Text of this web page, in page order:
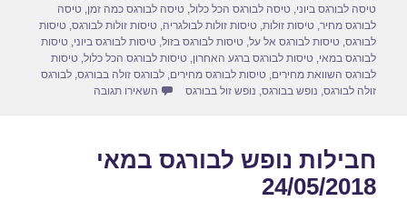
טיסה לבורגס ביוני,טיסה לבורגס הכל כלול,טיסה לבורגס כמה זמן,טיסה
לבורגס מחיר,טיסות זולות,טיסות זולות לבולגריה,טיסות זולות לבורגס,טיסות
לבורגס,טיסות לבורגס אל על,טיסות לבורגס בזול,טיסות לבורגס ביוני,טיסות
לבורגס במאי,טיסות לבורגס ברגע האחרון,טיסות לבורגס הכל כלול,טיסות
לבורגס השוואת מחירים,טיסות לבורגס מחירים,לבורגס זולה בבורגס,לבורגס
זולה לבורגס, נופש בבורגס, נופש זול בבורגס השאירו תגובה
חבילות נופש לבורגס במאי
24/05/2018